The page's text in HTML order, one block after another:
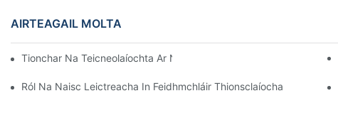
AIRTEAGAIL MOLTA
Tionchar Na Teicneolaíochta Ar Naisc Leictreacha San Leictreonaic
Ról Na Naisc Leictreacha In Feidhmchláir Thionsclaíocha